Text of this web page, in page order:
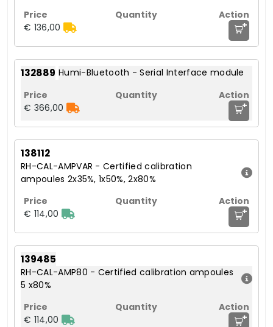
€ 136,00 +
132889 Humi-Bluetooth - Serial Interface module
€ 366,00 +
138112
RH-CAL-AMPVAR - Certified calibration
ampoules 2x35%, 1x50%, 2x80%
€ 114,00 +
139485
RH-CAL-AMP80 - Certified calibration ampoules
5 x80%
€ 114,00 +